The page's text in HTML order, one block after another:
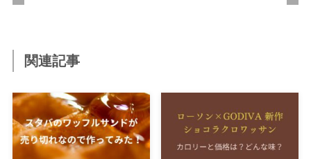
関連記事